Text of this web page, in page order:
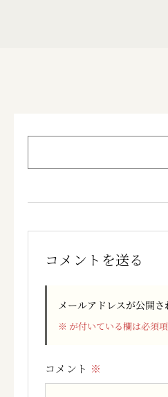
コメントを送る
メールアドレスが公開さ
※ が付いている欄は必須
コメント ※